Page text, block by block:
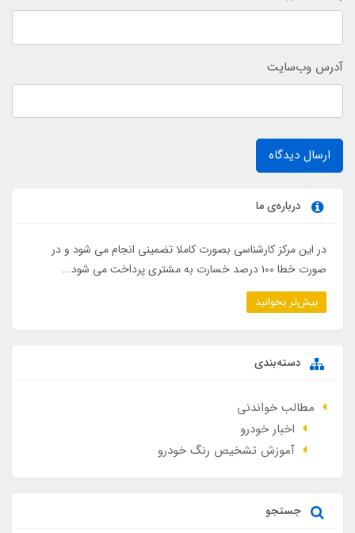
آدرس وب‌سایت
ارسال دیدگاه
درباره‌ی ما
در این مرکز کارشناسی بصورت کاملا تضمینی انجام می شود و در
صورت خطا ۱۰۰ درصد خسارت به مشتری پرداخت می شود...
بیش‌تر بخوانید
دسته‌بندی
مطالب خواندنی
اخبار خودرو
آموزش تشخیص رنگ خودرو
جستجو